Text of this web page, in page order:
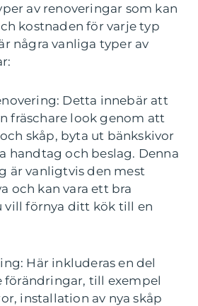
av renoveringar som kan
kostnaden för varje typ
några vanliga typer av
Detta innebär att
fräschare look genom att
skåp, byta ut bänkskivor
handtag och beslag. Denna
är vanligtvis den mest
och kan vara ett bra
vill förnya ditt kök till en
Här inkluderas en del
till exempel
installation av nya skåp